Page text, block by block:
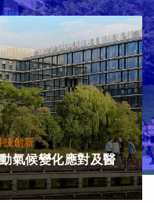
技創新
氣候變化應對及醫